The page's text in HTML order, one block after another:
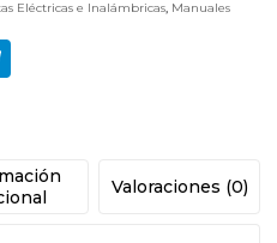
Eléctricas e Inalámbricas, Manuales
Valoraciones (0)